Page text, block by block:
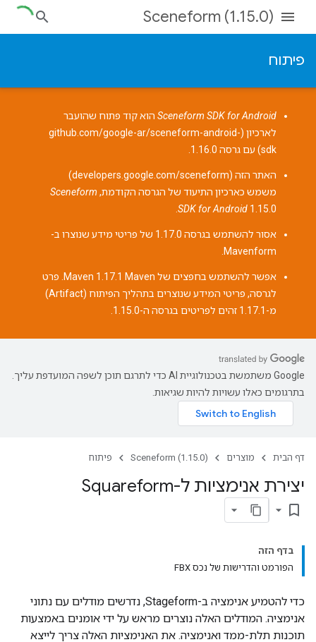
Sceneform (1.15.0)
פיתוח
Sceneform SDK for Android הוא קוד פתוח שהועבר
לארכיון (github.com/google-ar/sceneform-android-
sdk) עם גרסה 1.16.0.
האתר הזה (developers.google.com/sceneform
)
משמש כארכיון התיעוד של הגרסה הקודמת, Sceneform
SDK for Android 1.15.0.
אסור להשתמש בגרסה 1.17.0 של
פריטי מידע שנוצרו ב-
Mavenform
אפשר להשתמש בחפצים של Maven 1.17.1 Maven. פרט
לגרסה, פריטי המידע שנוצרים בתהליך הפיתוח (Artifact)
מ-1.17.1 זהים לפריטים בגרסה ה-1.15.0.
‫Google משתמשת בטכנולוגיית AI כדי לתרגם תוכן לשפה המועדפת עליך.
בתרגומים כאלו עשויות להיות שגיאות.
דף הבית מוצרים Sceneform (1.15.0) פיתוח
יצירת אנימציות ל-Squareform
bookmark_border
בדף הזה
הפורמט והדרישות של נכס FBX
כדי להטמיע אנימציה ב-Stageform, נדרשים מודלים עם נתוני
אנימציה. המודלים האלה נוצרים מראש על ידי אומנים באמצעות
תוכנות תלת-ממד ואנימציה. את האנימציות האלה צריך לייצא